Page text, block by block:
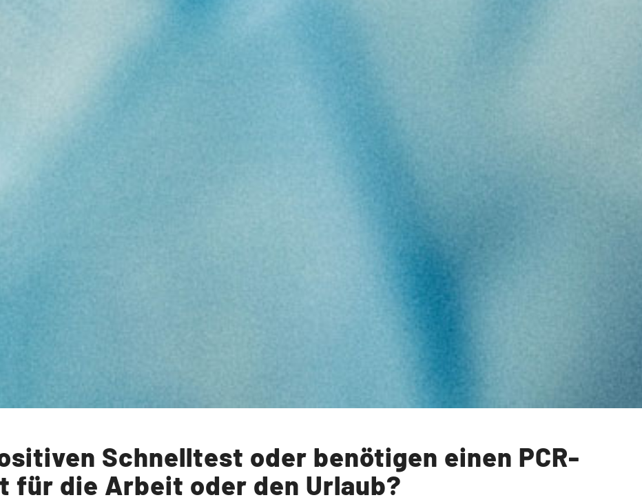
Schnelltest oder benötigen einen PCR-
für die Arbeit oder den Urlaub?